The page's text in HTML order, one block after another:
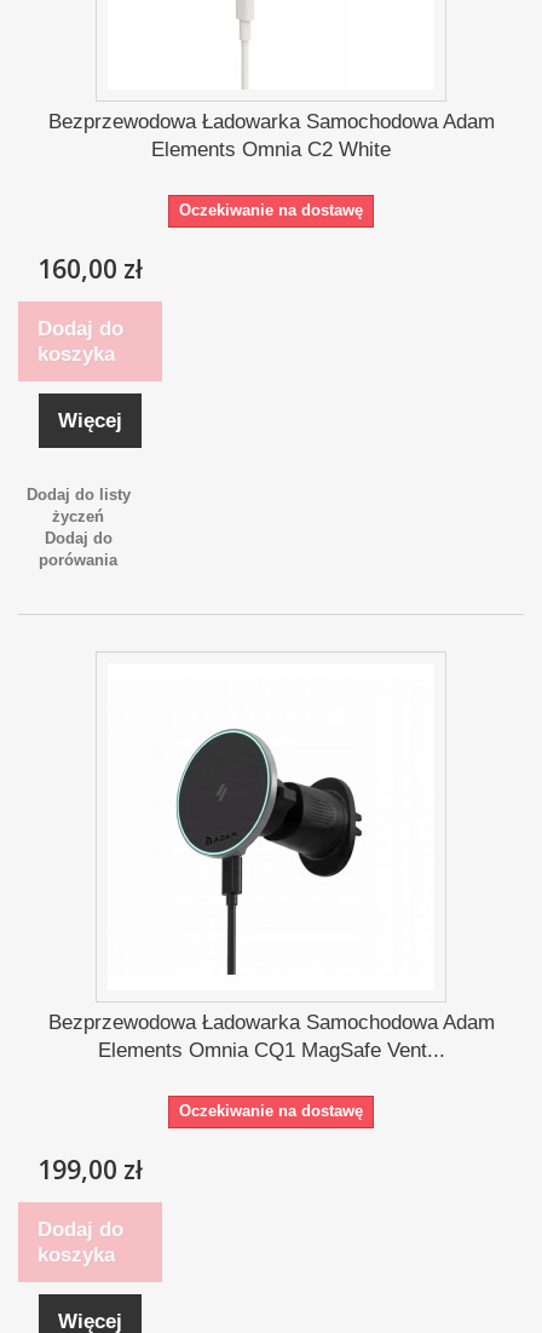
Bezprzewodowa Ładowarka Samochodowa Adam
Elements Omnia C2 White
Oczekiwanie na dostawę
160,00 zł
Dodaj do
koszyka
Więcej
Dodaj do listy
życzeń
Dodaj do
porówania
Bezprzewodowa Ładowarka Samochodowa Adam
Elements Omnia CQ1 MagSafe Vent...
Oczekiwanie na dostawę
199,00 zł
Dodaj do
koszyka
Więcej